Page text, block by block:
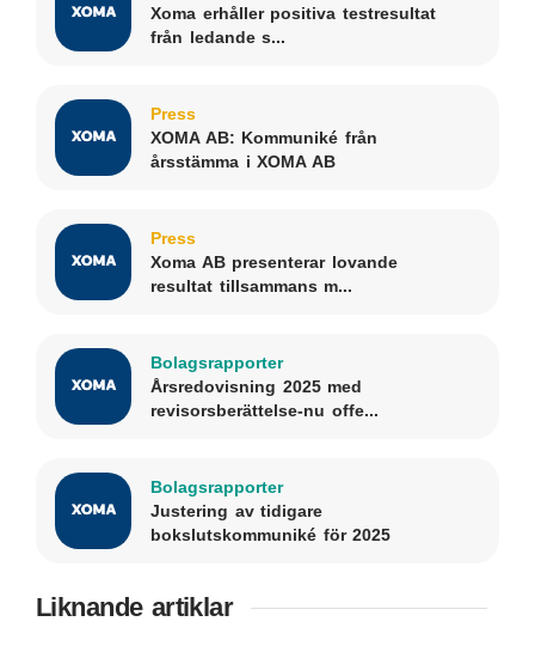
Xoma erhåller positiva testresultat
från ledande s...
Press
XOMA AB: Kommuniké från
årsstämma i XOMA AB
Press
Xoma AB presenterar lovande
resultat tillsammans m...
Bolagsrapporter
Årsredovisning 2025 med
revisorsberättelse-nu offe...
Bolagsrapporter
Justering av tidigare
bokslutskommuniké för 2025
Liknande artiklar